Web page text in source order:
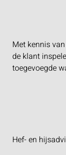
Met kennis
de klant
toegevoegde
Hef- en